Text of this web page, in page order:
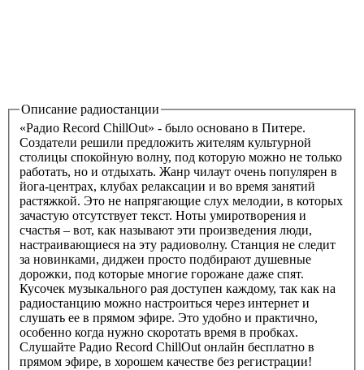
Описание радиостанции
«Радио Record ChillOut» - было основано в Питере.
Создатели решили предложить жителям культурной
столицы спокойную волну, под которую можно не только
работать, но и отдыхать. Жанр чилаут очень популярен в
йога-центрах, клубах релаксации и во время занятий
растяжкой. Это не напрягающие слух мелодии, в которых
зачастую отсутствует текст. Ноты умиротворения и
счастья – вот, как называют эти произведения люди,
настраивающиеся на эту радиоволну. Станция не следит
за новинками, диджеи просто подбирают душевные
дорожки, под которые многие горожане даже спят.
Кусочек музыкального рая доступен каждому, так как на
радиостанцию можно настроиться через интернет и
слушать ее в прямом эфире. Это удобно и практично,
особенно когда нужно скоротать время в пробках.
Слушайте Радио Record ChillOut онлайн бесплатно в
прямом эфире, в хорошем качестве без регистрации!